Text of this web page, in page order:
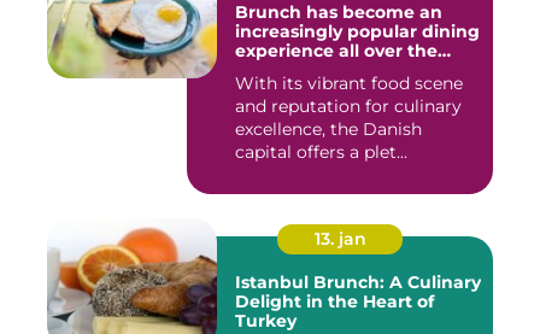
Brunch has become an
increasingly popular dining
experience all over the
certainly no exception
With its vibrant food scene
and reputation for culinary
excellence, the Danish
capital offers a plet...
13. jan
Istanbul Brunch: A Culinary
Delight in the Heart of
Turkey